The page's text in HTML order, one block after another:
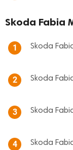
Skoda Fabia
1 Skoda
2 Skoda
3 Skoda
4 Skoda